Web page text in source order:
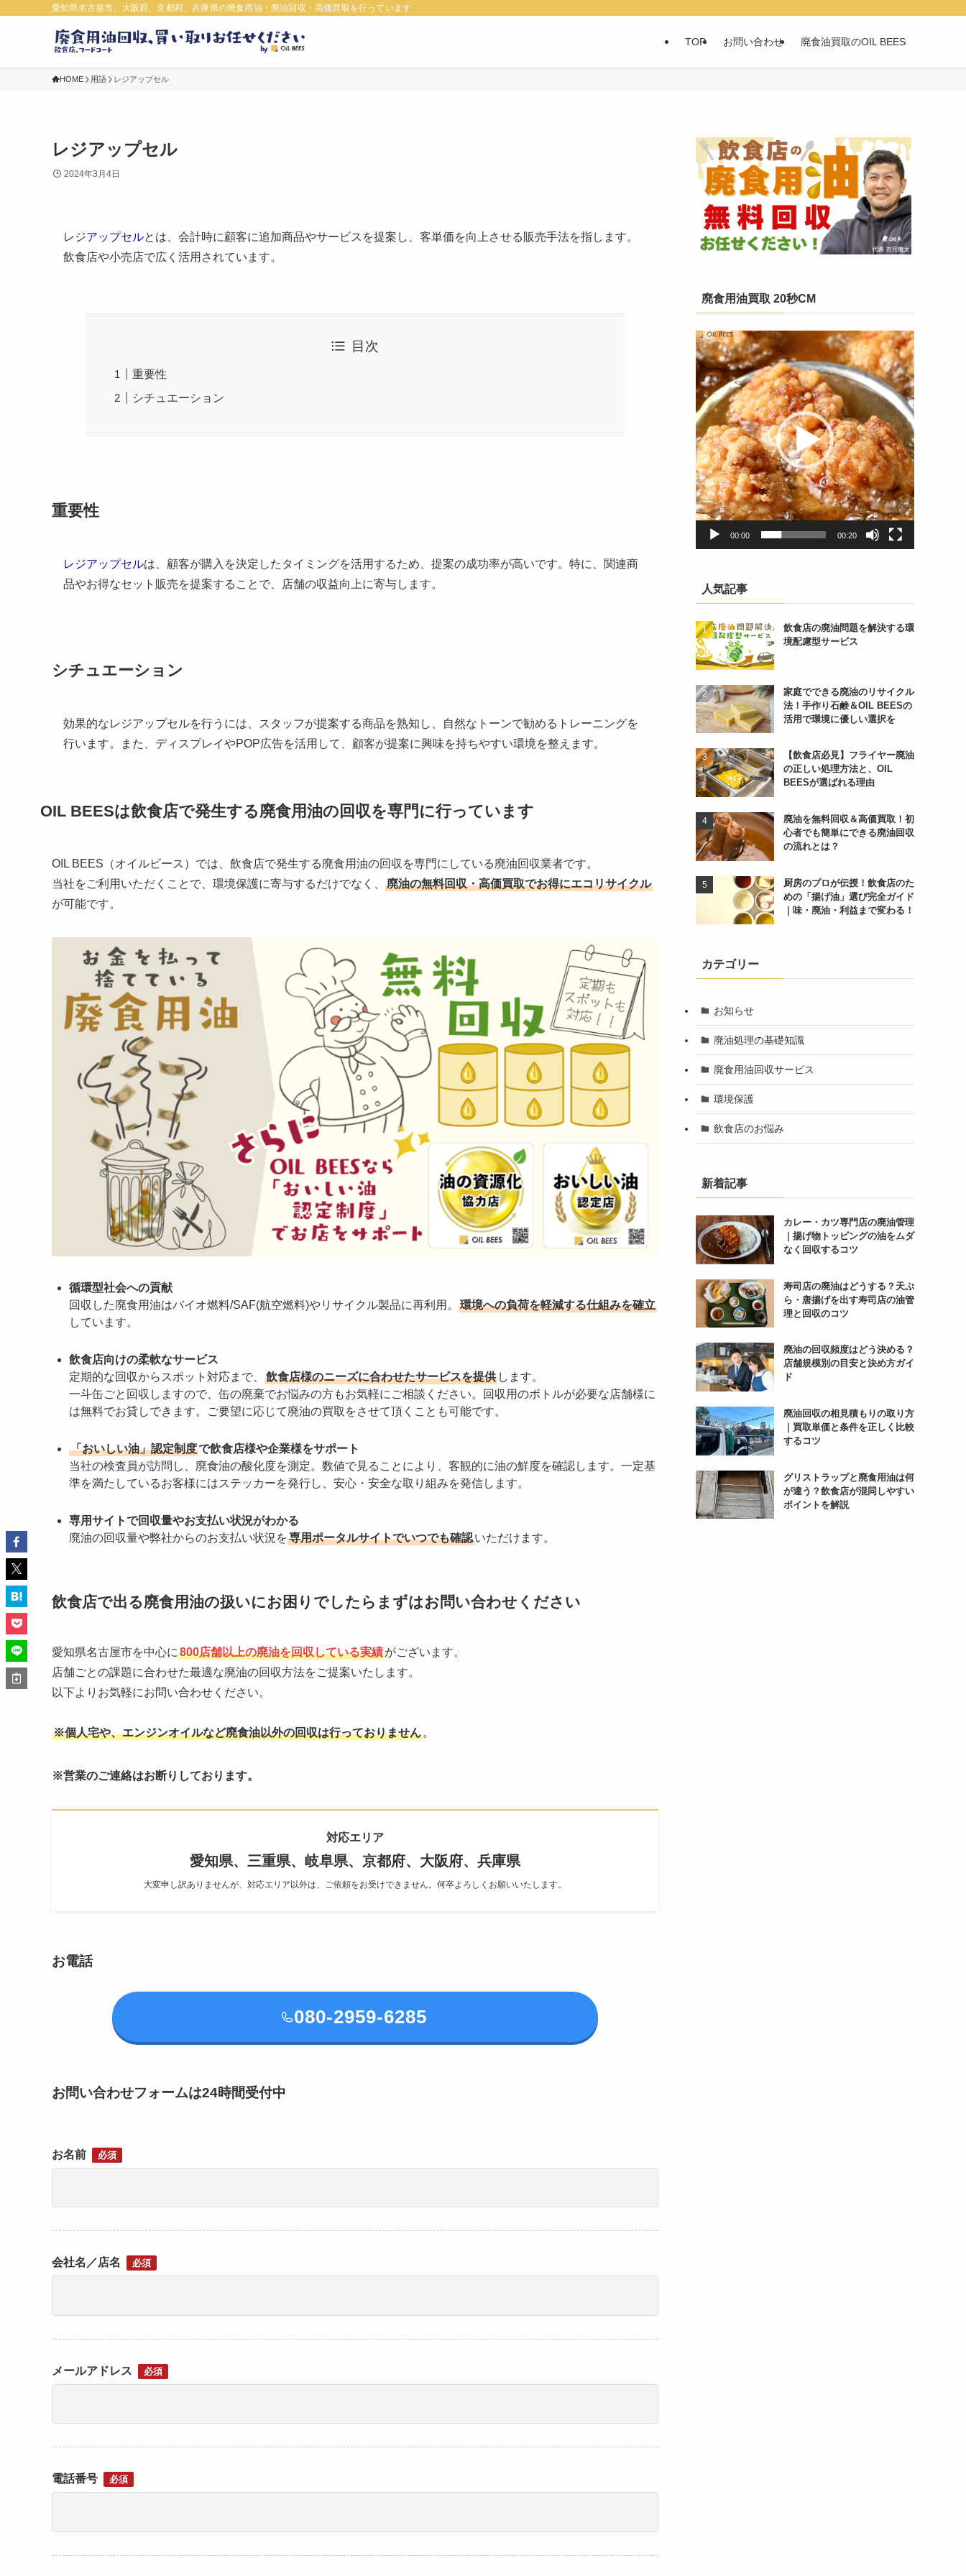
愛知県名古屋市、大阪府、京都府、兵庫県の廃食用油・廃油回収・高価買取を行っています
TOP お問い合わせ 廃食油買取のOIL BEES
HOME 用語 レジアップセル
レジアップセル
2024年3月4日
レジアップセルとは、会計時に顧客に追加商品やサービスを提案し、客単価を向上させる販売手法を指します。
飲食店や小売店で広く活用されています。
目次
重要性
シチュエーション
重要性
レジアップセルは、顧客が購入を決定したタイミングを活用するため、提案の成功率が高いです。特に、関連商
品やお得なセット販売を提案することで、店舗の収益向上に寄与します。
シチュエーション
効果的なレジアップセルを行うには、スタッフが提案する商品を熟知し、自然なトーンで勧めるトレーニングを
行います。また、ディスプレイやPOP広告を活用して、顧客が提案に興味を持ちやすい環境を整えます。
OIL BEESは飲食店で発生する廃食用油の回収を専門に行っています
OIL BEES（オイルビース）では、飲食店で発生する廃食用油の回収を専門にしている廃油回収業者です。
当社をご利用いただくことで、環境保護に寄与するだけでなく、
廃油の無料回収・高価買取でお得にエコリサイクル
が可能です。
循環型社会への貢献
回収した廃食用油はバイオ燃料/SAF(航空燃料)やリサイクル製品に再利用。
環境への負荷を軽減する仕組みを確立
しています。
飲食店向けの柔軟なサービス
定期的な回収からスポット対応まで、
飲食店様のニーズに合わせたサービスを提供 します。
一斗缶ごと回収しますので、缶の廃棄でお悩みの方もお気軽にご相談ください。回収用のボトルが必要な店舗様に
は無料でお貸しできます。ご要望に応じて廃油の買取をさせて頂くことも可能です。
「おいしい油」認定制度で飲食店様や企業様をサポート
当社の検査員が訪問し、廃食油の酸化度を測定。数値で見ることにより、客観的に油の鮮度を確認します。一定基
準を満たしているお客様にはステッカーを発行し、安心・安全な取り組みを発信します。
専用サイトで回収量やお支払い状況がわかる
廃油の回収量や弊社からのお支払い状況を専用ポータルサイトでいつでも確認いただけます。
飲食店で出る廃食用油の扱いにお困りでしたらまずはお問い合わせください
愛知県名古屋市を中心に 800店舗以上の廃油を回収している実績がございます。
店舗ごとの課題に合わせた最適な廃油の回収方法をご提案いたします。
以下よりお気軽にお問い合わせください。
※個人宅や、エンジンオイルなど廃食油以外の回収は行っておりません 。
※営業のご連絡はお断りしております。
対応エリア
愛知県、三重県、岐阜県、京都府、大阪府、兵庫県
大変申し訳ありませんが、対応エリア以外は、ご依頼をお受けできません。何卒よろしくお願いいたします。
お電話
080-2959-6285
お問い合わせフォームは24時間受付中
お名前 必須
会社名／店名 必須
メールアドレス 必須
電話番号 必須
廃食用油買取 20秒CM
動
画
プ
レ
ー
ヤ
ー
00:00 00:20
人気記事
飲食店の廃油問題を解決する環
境配慮型サービス
家庭でできる廃油のリサイクル
法！手作り石鹸＆OIL BEESの
活用で環境に優しい選択を
【飲食店必見】フライヤー廃油
の正しい処理方法と、OIL
BEESが選ばれる理由
廃油を無料回収＆高価買取！初
心者でも簡単にできる廃油回収
の流れとは？
厨房のプロが伝授！飲食店のた
めの「揚げ油」選び完全ガイド
｜味・廃油・利益まで変わる！
カテゴリー
お知らせ
廃油処理の基礎知識
廃食用油回収サービス
環境保護
飲食店のお悩み
新着記事
カレー・カツ専門店の廃油管理
｜揚げ物トッピングの油をムダ
なく回収するコツ
寿司店の廃油はどうする？天ぷ
ら・唐揚げを出す寿司店の油管
理と回収のコツ
廃油の回収頻度はどう決める？
店舗規模別の目安と決め方ガイ
ド
廃油回収の相見積もりの取り方
｜買取単価と条件を正しく比較
するコツ
グリストラップと廃食用油は何
が違う？飲食店が混同しやすい
ポイントを解説